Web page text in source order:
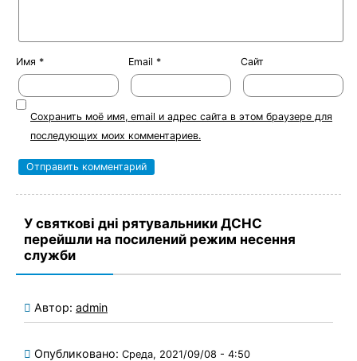
Имя * Email * Сайт
Сохранить моё имя, email и адрес сайта в этом браузере для
последующих моих комментариев.
У святкові дні рятувальники ДСНС
перейшли на посилений режим несення
служби
Автор: admin
Опубликовано: Среда, 2021/09/08 - 4:50